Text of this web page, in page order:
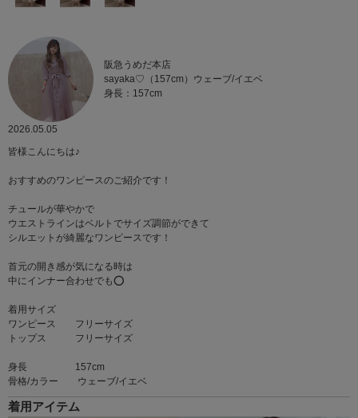
阪急うめだ本店
sayaka♡（157cm）ウェーブ/イエベ
身長：157cm
2026.05.05
皆様こんにちは♪
おすすめのワンピースのご紹介です！
チュールが華やかで
ウエストラインはベルトでサイズ調節ができて
シルエットが綺麗なワンピースです！
首元の開き感が気になる時は
中にインナー合わせでも⭕️
着用サイズ
ワンピース フリーサイズ
トップス フリーサイズ
身長 157cm
骨格/カラー ウェーブ/イエベ
着用アイテム